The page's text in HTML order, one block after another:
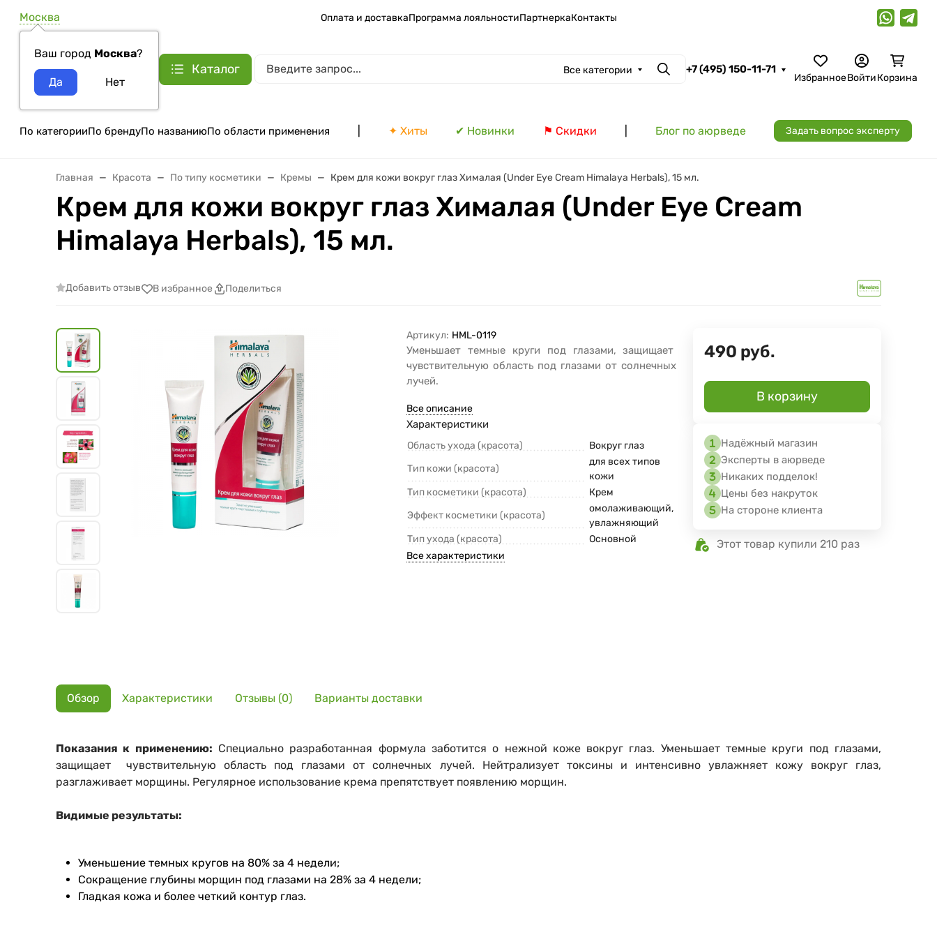
Москва
Ваш город Москва?
Оплата и доставкаПрограмма лояльностиПартнеркаКонтакты
Каталог Все категории Поиск
+7 (495) 150-11-71
ИзбранноеВойтиКорзина
По категорииПо брендуПо названиюПо области применения ✦ Хиты ✔ Новинки ⚑ Скидки Блог по аюрведе Задать вопрос эксперту
Главная Красота По типу косметики Кремы Крем для кожи вокруг глаз Хималая (Under Eye Cream Himalaya Herbals), 15 мл.
Крем для кожи вокруг глаз Хималая (Under Eye Cream
Himalaya Herbals), 15 мл.
Добавить отзыв В избранное Поделиться
Артикул: HML-0119
Уменьшает темные круги под глазами, защищает
чувствительную область под глазами от солнечных
лучей.
Все описание
Характеристики
Область ухода (красота)
Вокруг глаз
Тип кожи (красота)
для всех типов
кожи
Тип косметики (красота)
Крем
Эффект косметики (красота)
омолаживающий,
увлажняющий
Тип ухода (красота)
Основной
Все характеристики
490 руб.
В корзину
Надёжный магазин
Эксперты в аюрведе
Никаких подделок!
Цены без накруток
На стороне клиента
Этот товар купили 210 раз
Обзор Характеристики Отзывы (0) Варианты доставки
Показания к применению: Специально разработанная формула заботится о нежной коже вокруг глаз. Уменьшает темные круги под глазами,
защищает чувствительную область под глазами от солнечных лучей. Нейтрализует токсины и интенсивно увлажняет кожу вокруг глаз,
разглаживает морщины. Регулярное использование крема препятствует появлению морщин.
Видимые результаты:
Уменьшение темных кругов на 80% за 4 недели;
Сокращение глубины морщин под глазами на 28% за 4 недели;
Гладкая кожа и более четкий контур глаз.